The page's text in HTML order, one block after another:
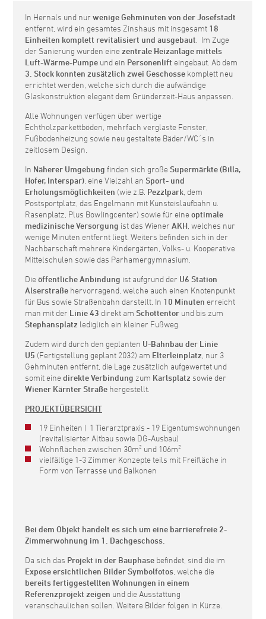
In Hernals und nur wenige Gehminuten von der Josefstadt
entfernt, wird ein gesamtes Zinshaus mit insgesamt 18
Einheiten komplett revitalisiert und ausgebaut . Im Zuge
der Sanierung wurden einezentrale Heizanlage mittels
Luft-Wärme-Pumpe und ein Personenlift eingebaut. Ab dem
3. Stock konnten zusätzlich zwei Geschosse komplett neu
errichtet werden, welche sich durch die aufwändige
Glaskonstruktion elegant dem Gründerzeit-Haus anpassen.
Alle Wohnungen verfügen über wertige
Echtholzparkettböden, mehrfach verglaste Fenster,
Fußbodenheizung sowie neu gestaltete Bäder/WC´s in
zeitlosem Design.
In Näherer Umgebung finden sich große Supermärkte (Billa,
Hofer, Interspar) , eine Vielzahl an Sport- und
Erholungsmöglichkeiten (wie z.B. Pezzlpark , dem
Postsportplatz, das Engelmann mit Kunsteislaufbahn u.
Rasenplatz, Plus Bowlingcenter) sowie für eineoptimale
medizinische Versorgung ist das Wiener AKH , welches nur
wenige Minuten entfernt liegt. Weiters befinden sich in der
Nachbarschaft mehrere Kindergärten, Volks- u. Kooperative
Mittelschulen sowie das Parhamergymnasium.
Dieöffentliche Anbindung ist aufgrund der U6 Station
Alserstraße hervorragend, welche auch einen Knotenpunkt
für Bus sowie Straßenbahn darstellt. In 10 Minuten erreicht
man mit der Linie 43 direkt am Schottentor und bis zum
Stephansplatz lediglich ein kleiner Fußweg.
Zudem wird durch den geplanten U-Bahnbau der Linie
U5 (Fertigstellung geplant 2032) am Elterleinplatz , nur 3
Gehminuten entfernt, die Lage zusätzlich aufgewertet und
somit einedirekte Verbindung zum Karlsplatz sowie der
Wiener Kärnter Straße hergestellt.
PROJEKTÜBERSICHT
19 Einheiten | 1 Tierarztpraxis - 19 Eigentumswohnungen
(revitalisierter Altbau sowie DG-Ausbau)
Wohnflächen zwischen 30m² und 106m²
vielfältige 1-3 Zimmer Konzepte teils mit Freifläche in
Form von Terrasse und Balkonen
Bei dem Objekt handelt es sich um eine barrierefreie 2-
Zimmerwohnung im 1. Dachgeschoss.
Da sich das Projekt in der Bauphase befindet, sind die im
Expose ersichtlichen Bilder Symbolfotos , welche die
bereits fertiggestellten Wohnungen in einem
Referenzprojekt zeigen und die Ausstattung
veranschaulichen sollen. Weitere Bilder folgen in Kürze.